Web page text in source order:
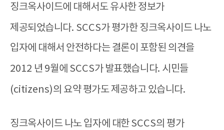
징크옥사이드에 대해서도 유사한 정보가
제공되었습니다. SCCS가 평가한 징크옥사이드 나노
입자에 대해서 안전하다는 결론이 포함된 의견을
2012 년 9월에 SCCS가 발표했습니다. 시민들
(citizens)의 요약 평가도 제공하고 있습니다.
징크옥사이드 나노 입자에 대한SCCS의 평가